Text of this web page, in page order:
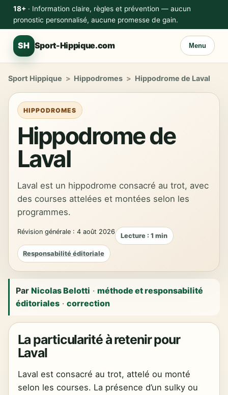
18+· Information claire, règles et prévention — aucun
pronostic personnalisé, aucune promesse de gain.
SH Sport-Hippique.com Menu
Sport Hippique > Hippodromes > Hippodrome de Laval
HIPPODROMES
Hippodrome de
Laval
Laval est un hippodrome consacré au trot, avec
des courses attelées et montées selon les
programmes.
Révision générale : 4 août 2026 Lecture : 1 min
Responsabilité éditoriale
ParNicolas Belotti ·méthode et responsabilité
éditoriales ·correction
La particularité à retenir pour
Laval
Laval est consacré au trot, attelé ou monté
selon les courses. La présence d’un sulky ou